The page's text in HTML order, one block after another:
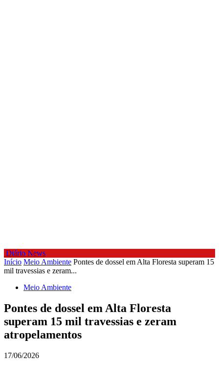
Diário News
Início Meio Ambiente Pontes de dossel em Alta Floresta superam 15
mil travessias e zeram...
Meio Ambiente
Pontes de dossel em Alta Floresta
superam 15 mil travessias e zeram
atropelamentos
17/06/2026